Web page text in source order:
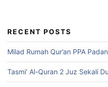
RECENT POSTS
Milad Rumah Qur’an PPA
Tasmi’ Al-Quran 2 Juz Sekali